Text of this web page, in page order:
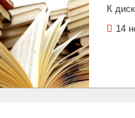
К
14